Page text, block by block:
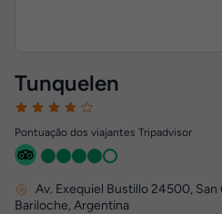
Tunquelen
Pontuação dos viajantes Tripadvisor
Av. Exequiel Bustillo 24500, San
Bariloche, Argentina